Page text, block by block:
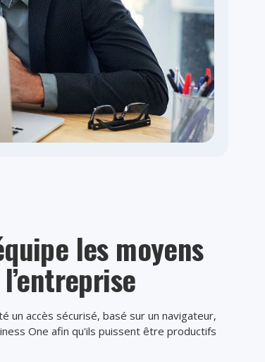
les moyens
un accès sécurisé, basé sur un navigateur,
One afin qu'ils puissent être productifs